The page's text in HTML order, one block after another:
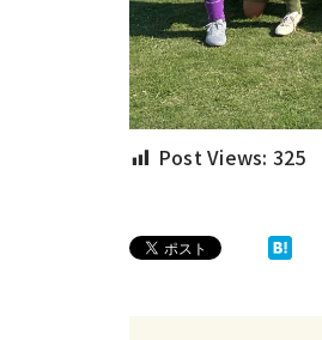
Post Views: 325